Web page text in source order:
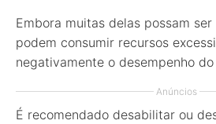
Embora muitas delas possam
podem consumir recursos
negativamente o desempenho
Anúncios
É recomendado desabilitar ou